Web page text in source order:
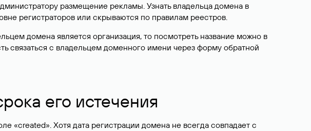
размещение рекламы. Узнать владельца домена в
регистраторов или скрываются по правилам реестров.
домена является организация, то посмотреть название можно в
связаться с владельцем доменного имени через форму обратной
его истечения
«created». Хотя дата регистрации домена не всегда совпадает с